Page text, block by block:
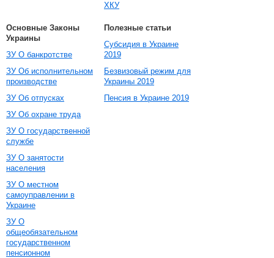
ХКУ
Основные Законы
Украины
ЗУ О банкротстве
ЗУ Об исполнительном
производстве
ЗУ Об отпусках
ЗУ Об охране труда
ЗУ О государственной
службе
ЗУ О занятости
населения
ЗУ О местном
самоуправлении в
Украине
ЗУ О
общеобязательном
государственном
пенсионном
Полезные статьи
Субсидия в Украине
2019
Безвизовый режим для
Украины 2019
Пенсия в Украине 2019